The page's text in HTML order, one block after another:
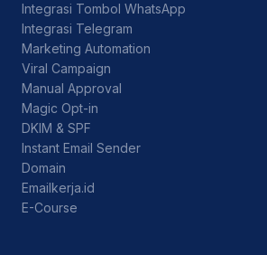
Integrasi Tombol WhatsApp
Integrasi Telegram
Marketing Automation
Viral Campaign
Manual Approval
Magic Opt-in
DKIM & SPF
Instant Email Sender
Domain
Emailkerja.id
E-Course